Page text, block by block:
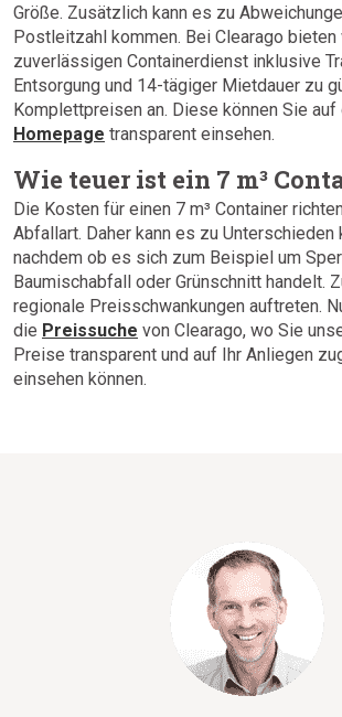
Größe. Zusätzlich kann es zu
Postleitzahl kommen. Bei Clearago bieten
zuverlässigen Containerdienst inklusive
Entsorgung und 14-tägiger Mietdauer zu
Komplettpreisen an. Diese können Sie auf
Homepage transparent einsehen.
Wie teuer ist ein 7 m³
Die Kosten für einen 7 m³ Container
Abfallart. Daher kann es zu Unterschieden
nachdem ob es sich zum Beispiel um
Baumischabfall oder Grünschnitt handelt.
regionale Preisschwankungen auftreten.
die Preissuche von Clearago, wo Sie
Preise transparent und auf Ihr Anliegen
einsehen können.